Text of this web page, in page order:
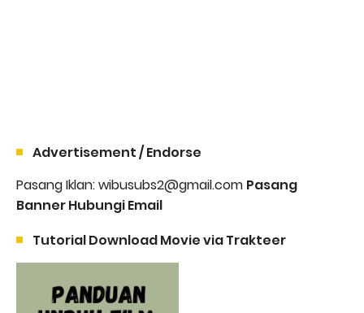
Advertisement / Endorse
Pasang Iklan: wibusubs2@gmail.com Pasang
Banner Hubungi Email
Tutorial Download Movie via Trakteer